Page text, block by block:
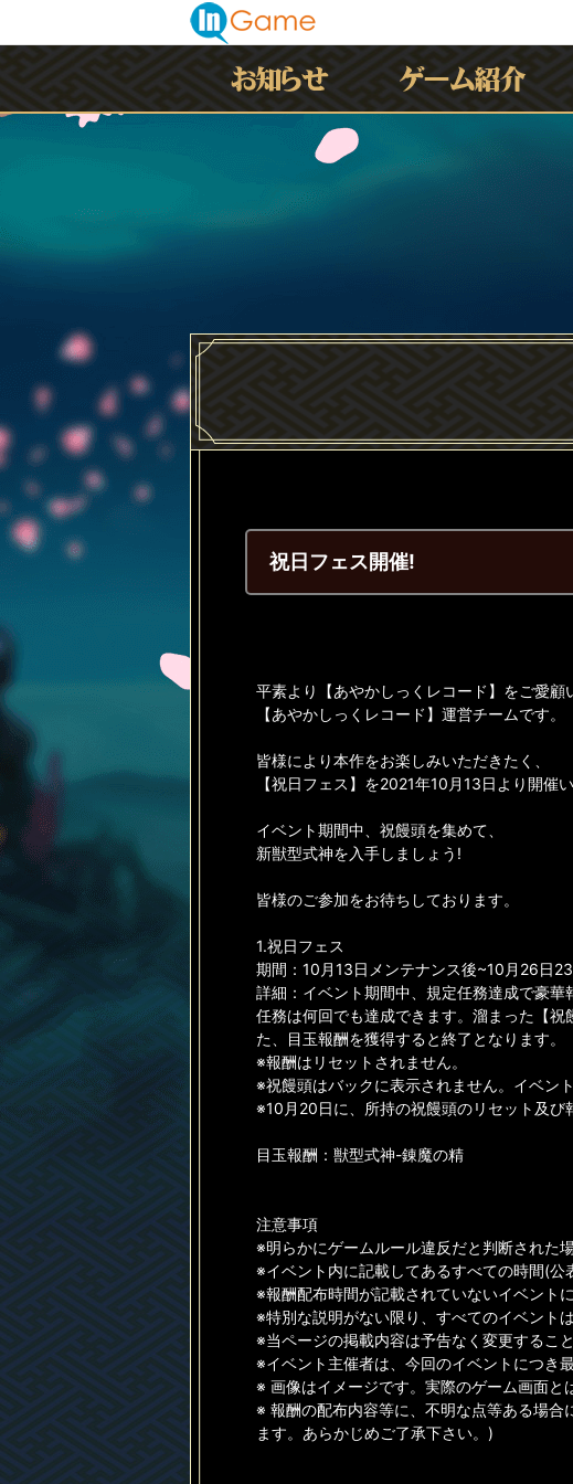
イベント
祝日フェス開催!
平素より【あやかしっくレコード】をご愛顧
【あやかしっくレコード】運営チームです。
皆様により本作をお楽しみいただきたく、
【祝日フェス】を2021年10月13日より開催い
イベント期間中、祝饅頭を集めて、
新獣型式神を入手しましょう!
皆様のご参加をお待ちしております。
1.祝日フェス
期間：10月13日メンテナンス後~10月26日
詳細：イベント期間中、規定任務達成で豪華
任務は何回でも達成できます。溜まった【
た、目玉報酬を獲得すると終了となります。
※報酬はリセットされません。
※祝饅頭はバックに表示されません。イベン
※10月20日に、所持の祝饅頭のリセット及び
目玉報酬：獣型式神-錬魔の精
注意事項
※明らかにゲームルール違反だと判断された
※イベント内に記載してあるすべての時間(公
※報酬配布時間が記載されていないイベント
※特別な説明がない限り、すべてのイベント
※当ページの掲載内容は予告なく変更するこ
※イベント主催者は、今回のイベントにつき
※ 画像はイメージです。実際のゲーム画面と
※ 報酬の配布内容等に、不明な点等ある場
ます。あらかじめご了承下さい。)